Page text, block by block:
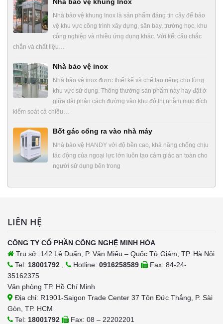
Nhà bảo vệ khung Inox là sản phẩm đáng tin cậy để bảo
vệ khu vực công trình xây dựng, sân bay, trường học, khu
công nghiệp và nhiều ứng dụng khác. Với kết cấu chắc
chắn và chất liệu…
Nhà bảo vệ inox
Nhà bảo vệ inox được thiết kế và chế tạo riêng cho từng
khu vực sử dụng. Thông thường sản phẩm này hay đặt ở
giữa dải phân cách đường vào khu đô thị nhằm mục đích
kiểm soát cả chiều…
Bốt gác cổng ra vào nhà máy
Nhà bảo vệ HANDY với độ bền cao, khả năng chống chịu
tác động của ngoại lực lớn luôn tạo cảm giác an toàn cho
người sử dụng bên trong
LIÊN HỆ
CÔNG TY CỔ PHẦN CÔNG NGHỆ MINH HÒA
Trụ sở: 142 Lê Duẩn, P. Văn Miếu – Quốc Tử Giám, TP. Hà Nội
Tel: 18001792 Hotline: 0916258589
Fax: 84-24-
35162375
Văn phòng TP. Hồ Chí Minh
Địa chỉ: R1901-Saigon Trade Center 37 Tôn Đức Thắng, P. Sài
Gòn, TP. HCM
Tel: 18001792
Fax: 08 – 22202201